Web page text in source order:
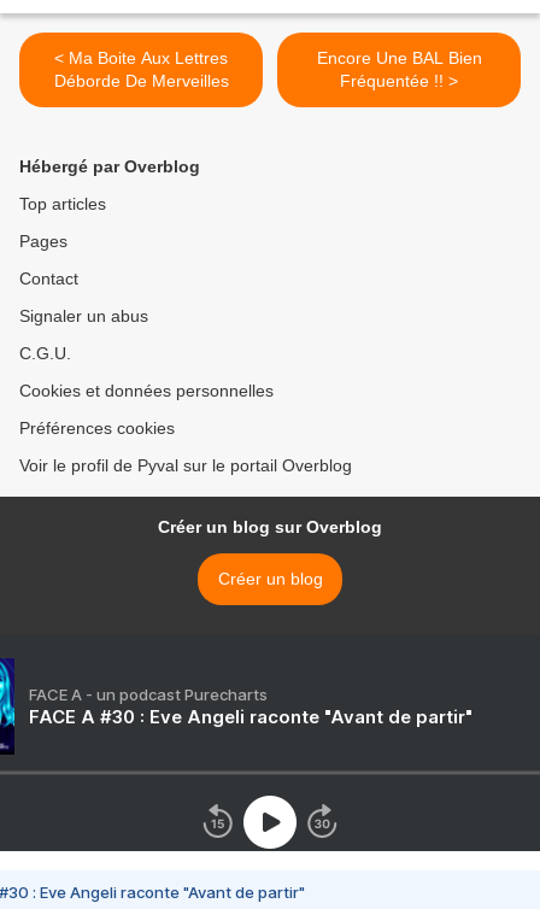
< Ma Boite Aux Lettres
Déborde De Merveilles
Encore Une BAL Bien
Fréquentée !! >
Hébergé par Overblog
Top articles
Pages
Contact
Signaler un abus
C.G.U.
Cookies et données personnelles
Préférences cookies
Voir le profil de Pyval sur le portail Overblog
Créer un blog sur Overblog
Créer un blog
FACE A - un podcast Purecharts
FACE A #30 : Eve Angeli raconte "Avant de partir"
#30 : Eve Angeli raconte "Avant de partir"